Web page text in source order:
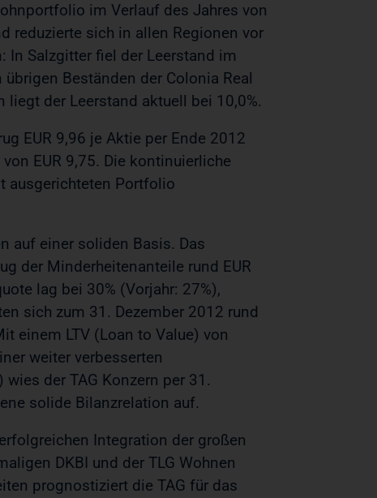
im Verlauf des Jahres von
reduzierte sich in allen Regionen vor
In Salzgitter fiel der Leerstand im
Beständen der Colonia Real
liegt der Leerstand aktuell bei 10,0%.
EUR 9,96 je Aktie per Ende 2012
EUR 9,75. Die kontinuierliche
ausgerichteten Portfolio
auf einer soliden Basis. Das
der Minderheitenanteile rund EUR
lag bei 30% (Vorjahr: 27%),
sich zum 31. Dezember 2012 rund
einem LTV (Loan to Value) von
weiter verbesserten
der TAG Konzern per 31.
solide Bilanzrelation auf.
Integration der großen
DKBI und der TLG Wohnen
prognostiziert die TAG für das